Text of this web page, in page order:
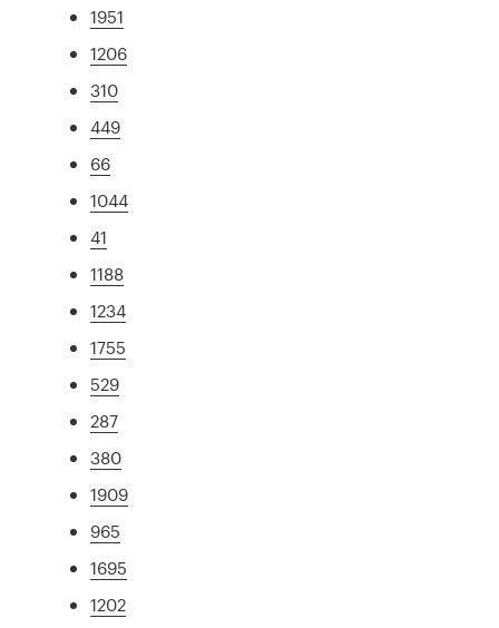
1951
1206
310
449
66
1044
41
1188
1234
1755
529
287
380
1909
965
1695
1202